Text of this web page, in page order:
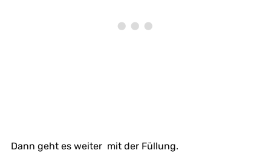
Dann geht es weiter mit der Füllung.